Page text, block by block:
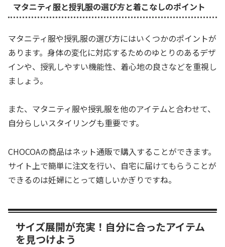
マタニティ服と授乳服の選び方と着こなしのポイント
マタニティ服や授乳服の選び方にはいくつかのポイントが
あります。身体の変化に対応するためのゆとりのあるデザ
インや、授乳しやすい機能性、着心地の良さなどを重視し
ましょう。
また、マタニティ服や授乳服を他のアイテムと合わせて、
自分らしいスタイリングも重要です。
CHOCOAの商品はネット通販で購入することができます。
サイト上で簡単に注文を行い、自宅に届けてもらうことが
できるのは妊婦にとって嬉しいかぎりですね。
サイズ展開が充実！自分に合ったアイテム
を見つけよう